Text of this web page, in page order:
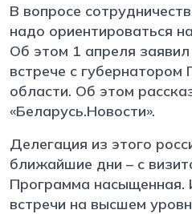
В вопросе
надо ориентироваться
Об этом 1 апреля
встрече с губернатором
области. Об этом
«Беларусь.Новости».
Делегация из этого
ближайшие дни – с
Программа насыщенная.
встречи на высшем